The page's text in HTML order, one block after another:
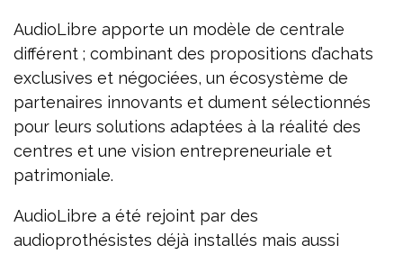
AudioLibre apporte un modèle de centrale
différent ; combinant des propositions d’achats
exclusives et négociées, un écosystème de
partenaires innovants et dument sélectionnés
pour leurs solutions adaptées à la réalité des
centres et une vision entrepreneuriale et
patrimoniale.
AudioLibre a été rejoint par des
audioprothésistes déjà installés mais aussi